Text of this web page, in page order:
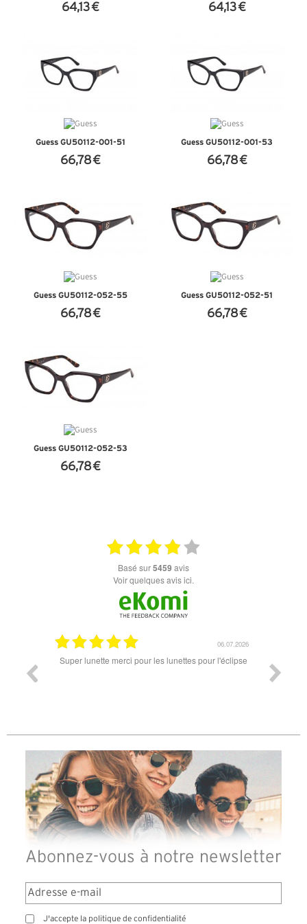
64,13 €
64,13 €
Guess GU50112-001-51
66,78 €
Guess GU50112-001-53
66,78 €
Guess GU50112-052-55
66,78 €
Guess GU50112-052-51
66,78 €
Guess GU50112-052-53
66,78 €
basé sur5459 avis
Voir quelques avis ici.
06.07.2026
Super lunette merci pour les lunettes pour l'éclipse
Abonnez-vous à notre newsletter
J'accepte la politique de confidentialité